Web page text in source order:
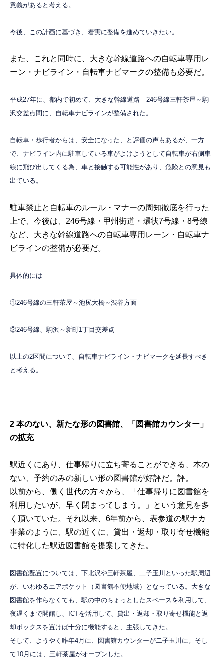
意義があると考える。
今後、この計画に基づき、着実に整備を進めていきたい。
また、これと同時に、大きな幹線道路への自転車専用レ
ーン・ナビライン・自転車ナビマークの整備も必要だ。
平成27年に、都内で初めて、大きな幹線道路 246号線三軒茶屋～駒
沢交差点間に、自転車ナビラインが整備された。
自転車・歩行者からは、安全になった、と評価の声もあるが、一方
で、ナビライン内に駐車している車がよけようとして自転車が右側車
線に飛び出してくる為、車と接触する可能性があり、危険との意見も
出ている。
駐車禁止と自転車のルール・マナーの周知徹底を行った
上で、今後は、246号線・甲州街道・環状7号線・8号線
など、大きな幹線道路への自転車専用レーン・自転車ナ
ビラインの整備が必要だ。
具体的には
①246号線の三軒茶屋～池尻大橋～渋谷方面
②246号線、駒沢～新町1丁目交差点
以上の2区間について、自転車ナビライン・ナビマークを延長すべき
と考える。
2 本のない、新たな形の図書館、「図書館カウンター」
の拡充
駅近くにあり、仕事帰りに立ち寄ることができる、本の
ない、予約のみの新しい形の図書館が好評だ。評。
以前から、働く世代の方々から、「仕事帰りに図書館を
利用したいが、早く閉まってしまう。」という意見を多
く頂いていた。それ以来、6年前から、表参道の駅ナカ
事業のように、駅の近くに、貸出・返却・取り寄せ機能
に特化した駅近図書館を提案してきた。
図書館配置については、下北沢や三軒茶屋、二子玉川といった駅周辺
が、いわゆるエアポケット（図書館不便地域）となっている。大きな
図書館を作らなくても、駅の中のちょっとしたスペースを利用して、
夜遅くまで開館し、ICTを活用して、貸出・返却・取り寄せ機能と返
却ボックスを置けば十分に機能すると、主張してきた。
そして、ようやく昨年4月に、図書館カウンターが二子玉川に。そし
て10月には、三軒茶屋がオープンした。